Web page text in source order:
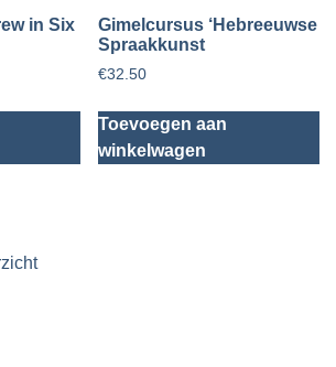
in Six
Gimelcursus ‘Hebreeuwse
Spraakkunst
€32.50
Toevoegen aan
winkelwagen